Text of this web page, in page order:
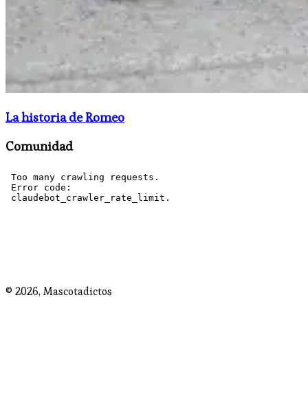
La historia de Romeo
Comunidad
© 2026, Mascotadictos